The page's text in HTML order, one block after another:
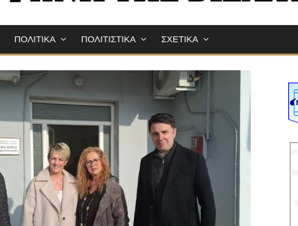
ΠΟΛΙΤΙΚΑ ΠΟΛΙΤΙΣΤΙΚΑ ΣΧΕΤΙΚΑ